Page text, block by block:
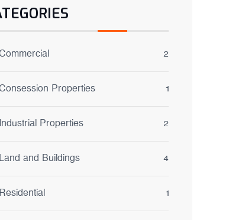
2
Properties 1
Industrial Properties 2
Land and Buildings 4
Residential 1